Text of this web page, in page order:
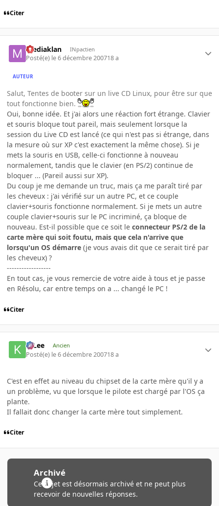
Citer
mediaklan INpactien
Posté(e) le 6 décembre 200718 a
AUTEUR
Salut, Tentes de booter sur un live CD Linux, pour être sur que
tout fonctionne bien.
Oui, bonne idée. Et j'ai alors une réaction fort étrange. Clavier
et souris bloque tout pareil, mais seulement lorsque la
session du Live CD est lancé (ce qui n'est pas si étrange, dans
la mesure où sur XP c'est exactement la même chose). Si je
mets la souris en USB, celle-ci fonctionne à nouveau
normalement, tandis que le clavier (en PS/2) continue de
bloquer ... (Pareil aussi sur XP).
Du coup je me demande un truc, mais ça me paraît tiré par
les cheveux : j'ai vérifié sur un autre PC, et ce couple
clavier+souris fonctionne normalement. Si je mets un autre
couple clavier+souris sur le PC incriminé, ça bloque de
nouveau. Est-il possible que ce soit le connecteur PS/2 de la
carte mère qui soit foutu, mais que cela n'arrive que
lorsqu'un OS démarre (je vous avais dit que ce serait tiré par
les cheveux) ?
------------------
En tout cas, je vous remercie de votre aide à tous et je passe
en Résolu, car entre temps on a ... changé le PC !
Citer
K-Lee Ancien
Posté(e) le 6 décembre 200718 a
C'est en effet au niveau du chipset de la carte mère qu'il y a
un problème, vu que lorsque le pilote est chargé par l'OS ça
plante.
Il fallait donc changer la carte mère tout simplement.
Citer
Archivé
Ce sujet est désormais archivé et ne peut plus
recevoir de nouvelles réponses.